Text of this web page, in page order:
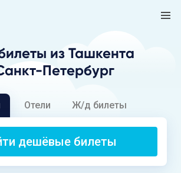
из Ташкента
Петербург
Отели Ж/д билеты
дешёвые билеты